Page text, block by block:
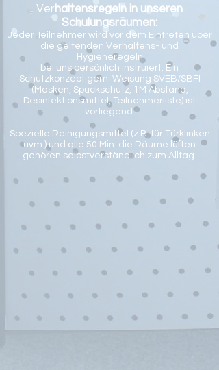
Ver haltensregeln in unseren
Schulungsräumen:
Jeder Teilnehmer wird vor dem Eintreten über
die geltenden Verhaltens- und
Hygieneregeln
bei uns persönlich instruiert. Ein
Schutzkonzept gem. Weisung SVEB/SBFI
(Masken, Spuckschutz, 1M Abstand,
Desinfektionsmittel, Teilnehmerliste) ist
vorliegend.
Spezielle Reinigungsmittel (z.B. für Türklinken
uvm.) und alle 50 Min. die Räume lüften
gehören selbstverständlich zum Alltag.